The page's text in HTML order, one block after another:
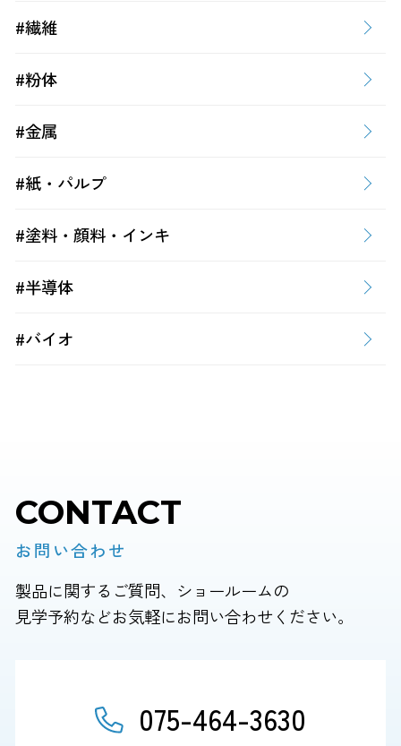
#繊維
#粉体
#金属
#紙・パルプ
#塗料・顔料・インキ
#半導体
#バイオ
CONTACT
お問い合わせ
製品に関するご質問、ショールームの
見学予約などお気軽にお問い合わせください。
075-464-3630